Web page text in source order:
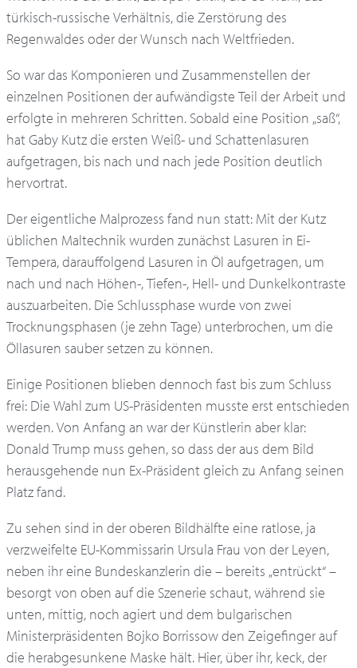
türkisch-russische Verhältnis, die Zerstörung des
Regenwaldes oder der Wunsch nach Weltfrieden.
So war das Komponieren und Zusammenstellen der
einzelnen Positionen der aufwändigste Teil der Arbeit und
erfolgte in mehreren Schritten. Sobald eine Position „saß“,
hat Gaby Kutz die ersten Weiß- und Schattenlasuren
aufgetragen, bis nach und nach jede Position deutlich
hervortrat.
Der eigentliche Malprozess fand nun statt: Mit der Kutz
üblichen Maltechnik wurden zunächst Lasuren in Ei-
Tempera, darauffolgend Lasuren in Öl aufgetragen, um
nach und nach Höhen-, Tiefen-, Hell- und Dunkelkontraste
auszuarbeiten. Die Schlussphase wurde von zwei
Trocknungsphasen (je zehn Tage) unterbrochen, um die
Öllasuren sauber setzen zu können.
Einige Positionen blieben dennoch fast bis zum Schluss
frei: Die Wahl zum US-Präsidenten musste erst entschieden
werden. Von Anfang an war der Künstlerin aber klar:
Donald Trump muss gehen, so dass der aus dem Bild
herausgehende nun Ex-Präsident gleich zu Anfang seinen
Platz fand.
Zu sehen sind in der oberen Bildhälfte eine ratlose, ja
verzweifelte EU-Kommissarin Ursula Frau von der Leyen,
neben ihr eine Bundeskanzlerin die – bereits „entrückt“ –
besorgt von oben auf die Szenerie schaut, während sie
unten, mittig, noch agiert und dem bulgarischen
Ministerpräsidenten Bojko Borrissow den Zeigefinger auf
die herabgesunkene Maske hält. Hier, über ihr, keck, der